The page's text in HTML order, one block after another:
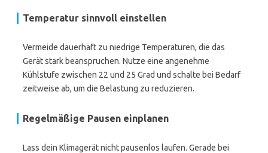
Temperatur sinnvoll einstellen
Vermeide dauerhaft zu niedrige Temperaturen, die das
Gerät stark beanspruchen. Nutze eine angenehme
Kühlstufe zwischen 22 und 25 Grad und schalte bei Bedarf
zeitweise ab, um die Belastung zu reduzieren.
Regelmäßige Pausen einplanen
Lass dein Klimagerät nicht pausenlos laufen. Gerade bei